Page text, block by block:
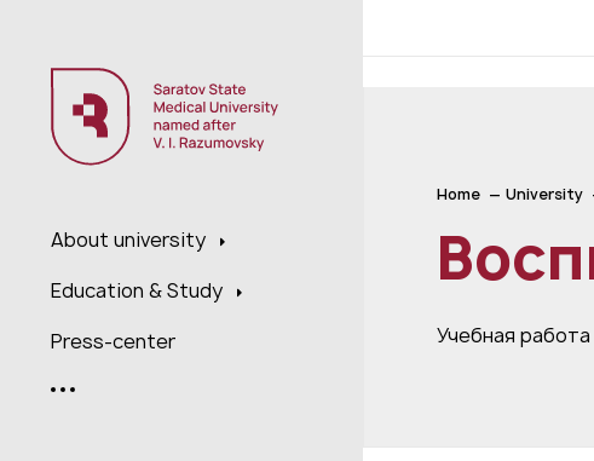
About university
Education & Study
Press-center
Home University
Учебная работа